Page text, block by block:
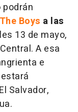
Boys a las
13 de mayo,
A esa
e
Salvador,